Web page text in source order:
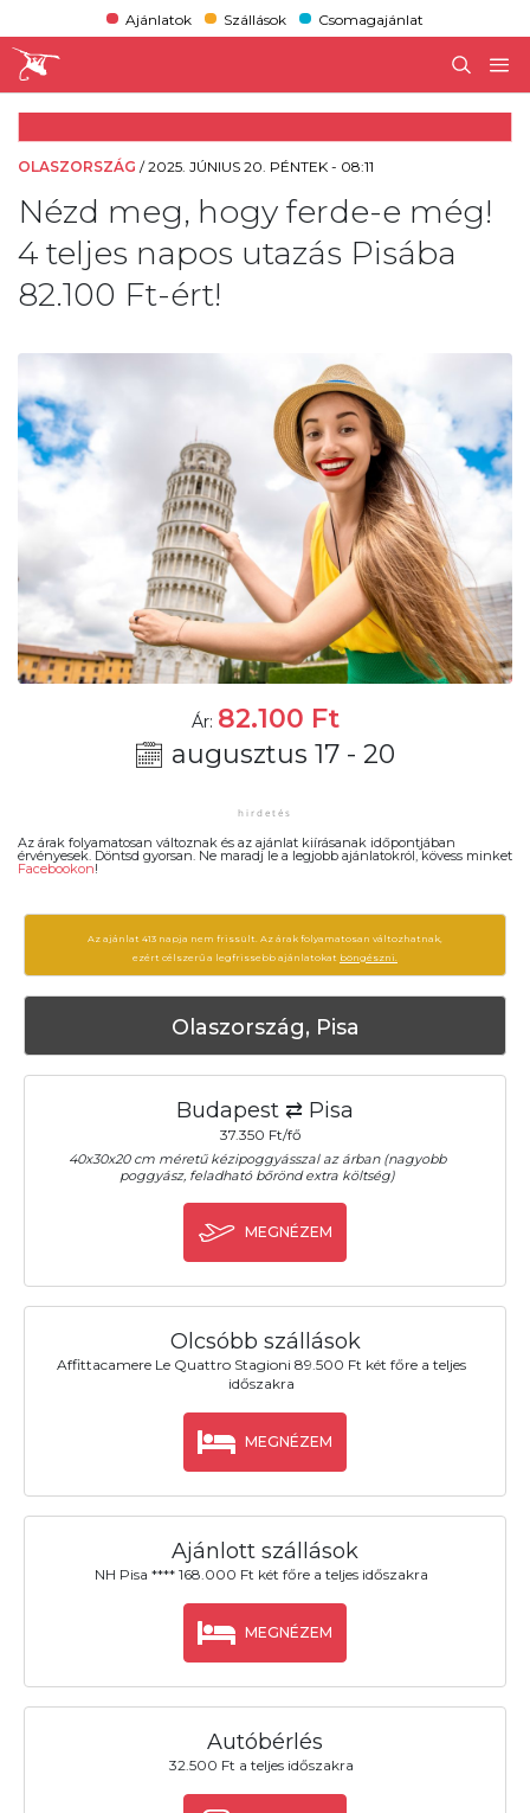
Ajánlatok Szállások Csomagajánlat
OLASZORSZÁG /2025. JÚNIUS 20. PÉNTEK - 08:11
Nézd meg, hogy ferde-e még!
4 teljes napos utazás Pisába
82.100 Ft-ért!
Ár: 82.100 Ft
augusztus 17 - 20
Az árak folyamatosan változnak és az ajánlat kiírásanak időpontjában
érvényesek. Döntsd gyorsan. Ne maradj le a legjobb ajánlatokról, kövess minket
Facebookon!
Az ajánlat 413 napja nem frissült. Az árak folyamatosan változhatnak,
ezért célszerű a legfrissebb ajánlatokat böngészni.
Olaszország, Pisa
Budapest ⇄ Pisa
37.350 Ft/fő
40x30x20 cm méretű kézipoggyásszal az árban (nagyobb
poggyász, feladható bőrönd extra költség)
MEGNÉZEM
Olcsóbb szállások
Affittacamere Le Quattro Stagioni 89.500 Ft két főre a teljes
időszakra
MEGNÉZEM
Ajánlott szállások
NH Pisa **** 168.000 Ft két főre a teljes időszakra
MEGNÉZEM
Autóbérlés
32.500 Ft a teljes időszakra